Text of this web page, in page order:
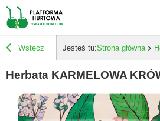
Wstecz Jesteś tu:Strona główna
Herbata KARMELOWA